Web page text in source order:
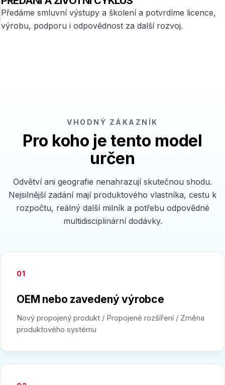
Předáme smluvní výstupy a školení a potvrdíme licence,
výrobu, podporu i odpovědnost za další rozvoj.
VHODNÝ ZÁKAZNÍK
Pro koho je tento model
určen
Odvětví ani geografie nenahrazují skutečnou shodu.
Nejsilnější zadání mají produktového vlastníka, cestu k
rozpočtu, reálný další milník a potřebu odpovědné
multidisciplinární dodávky.
01
OEM nebo zavedený výrobce
Nový propojený produkt / Propojené rozšíření / Změna
produktového systému